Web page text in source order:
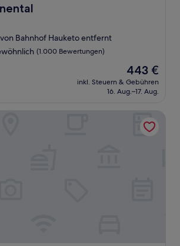
Bahnhof Hauketo entfernt
(1.000 Bewertungen)
Der
Preis
beträgt
443 €
inkl. Steuern & Gebühren
16. Aug.–17. Aug.